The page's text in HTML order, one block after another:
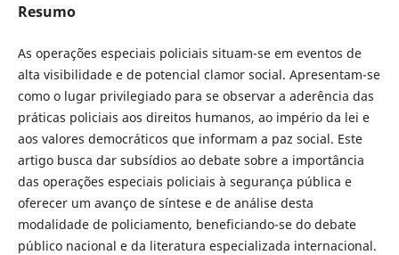
Resumo
As operações especiais policiais situam-se em eventos de
alta visibilidade e de potencial clamor social. Apresentam-se
como o lugar privilegiado para se observar a aderência das
práticas policiais aos direitos humanos, ao império da lei e
aos valores democráticos que informam a paz social. Este
artigo busca dar subsídios ao debate sobre a importância
das operações especiais policiais à segurança pública e
oferecer um avanço de síntese e de análise desta
modalidade de policiamento, beneficiando-se do debate
público nacional e da literatura especializada internacional.